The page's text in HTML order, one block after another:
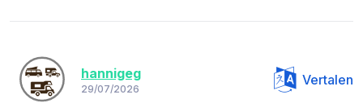
hannigeg
29/07/2026
Vertalen